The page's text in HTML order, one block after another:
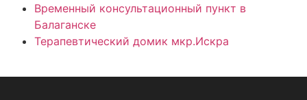
Временный консультационный пункт в
Балаганске
Терапевтический домик мкр.Искра